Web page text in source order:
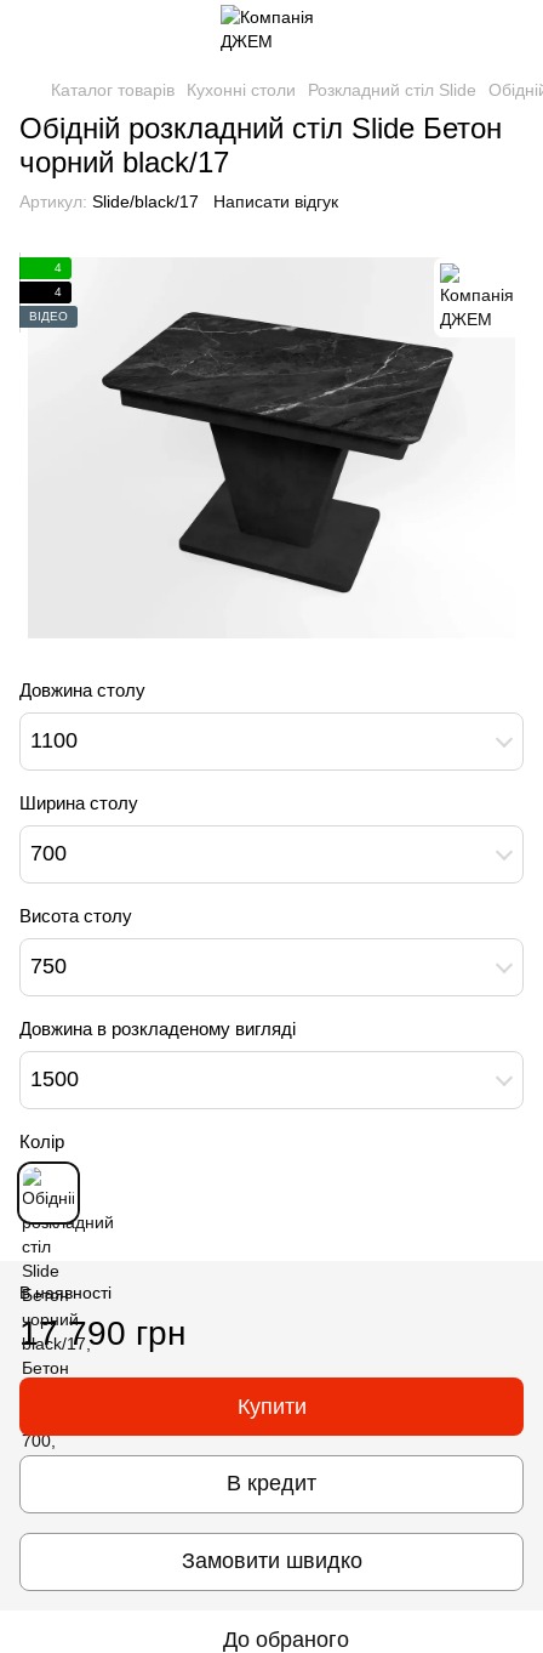
Каталог товарів Кухонні столи Розкладний стіл Slide
Обідній розкладний стіл Slide Бетон
чорний black/17
Артикул: Slide/black/17 Написати відгук
4
4
ВІДЕО
Довжина столу
1100
Ширина столу
700
Висота столу
750
Довжина в розкладеному вигляді
1500
Колір
В наявності
17 790 грн
Купити
В кредит
Замовити швидко
До обраного